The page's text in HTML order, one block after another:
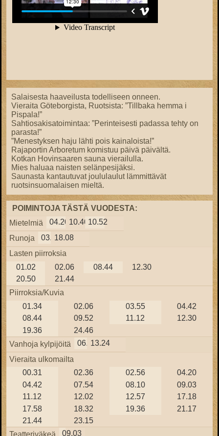
Salaisesta haaveilusta todelliseen onneen.
Vieraita Göteborgista, Ruotsista: ”Tillbaka hemma i
Pispala!”
Sahtiosakisatoimintaa: ”Perinteisesti padassa tehty on
parasta!”
”Menestyksen haju lähti pois kainaloista!”
Rajaportin Arboretum komistuu päivä päivältä.
Kotkan Hovinsaaren sauna vierailulla.
Mies haluaa naisten selänpesijäksi.
Saunasta kantautuvat joululaulut lämmittävät
ruotsinsuomalaisen mieltä.
POIMINTOJA TÄSTÄ VUODESTA:
Mietelmiä
04.20 10.40 10.52
Runoja
03.4318.08
Lasten piirroksia
01.02
02.06 08.44
12.30
20.50
21.44
Piirroksia/Kuvia
01.34
02.06 03.55
04.42
08.44
09.52 11.12
12.30
19.36
24.46
Vanhoja kylpijöitä
06.3013.24
Vieraita ulkomailta
00.31
02.36 02.56
04.20
04.42
07.54 08.10
09.03
11.12
12.02 12.57
17.18
17.58
18.32 19.36
21.17
21.44
23.15
Teatteriväkeä
09.03